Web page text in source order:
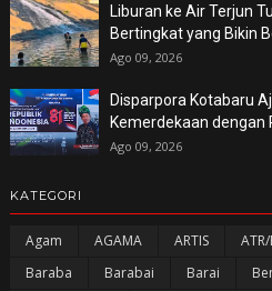
Liburan ke Air Terjun
Bertingkat yang Bikin
Ago 09, 2026
Disparpora Kotabaru
Kemerdekaan dengan
Ago 09, 2026
KATEGORI
Agam AGAMA ARTIS
Baraba
Barabai Barai